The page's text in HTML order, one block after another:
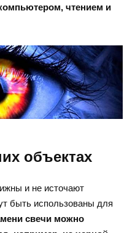
чтением и
объектах
и не источают
быть использованы для
свечи можно